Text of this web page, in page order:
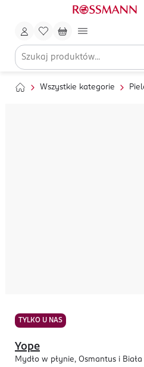
Wszystkie kategorie
TYLKO U NAS
Yope
Mydło w płynie, Osmantus i